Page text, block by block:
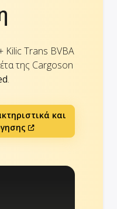
Trans BVBA
της Cargoson
.
και